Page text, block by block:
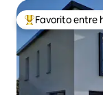
Favorito entre
Favorito entre